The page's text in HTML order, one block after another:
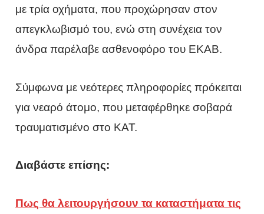
με τρία οχήματα, που προχώρησαν στον
απεγκλωβισμό του, ενώ στη συνέχεια τον
άνδρα παρέλαβε ασθενοφόρο του ΕΚΑΒ.
Σύμφωνα με νεότερες πληροφορίες πρόκειται
για νεαρό άτομο, που μεταφέρθηκε σοβαρά
τραυματισμένο στο ΚΑΤ.
Διαβάστε επίσης:
Πως θα λειτουργήσουν τα καταστήματα τις